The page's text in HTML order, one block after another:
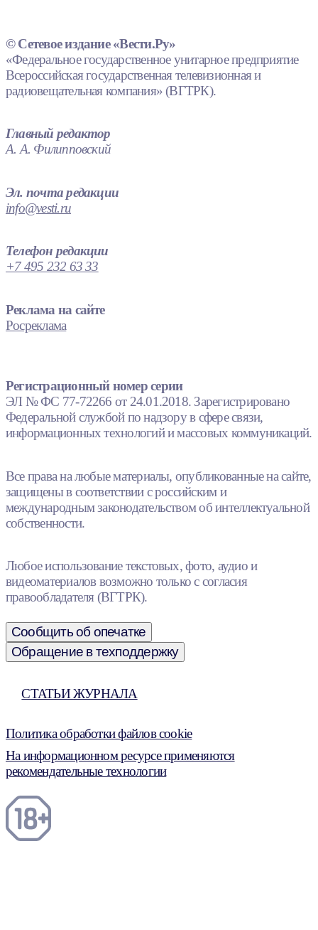
© Сетевое издание «Вести.Ру»
«Федеральное государственное унитарное предприятие
Всероссийская государственная телевизионная и
радиовещательная компания» (ВГТРК).
Главный редактор
А. А. Филипповский
Эл. почта редакции
info@vesti.ru
Телефон редакции
+7 495 232 63 33
Реклама на сайте
Росреклама
Регистрационный номер серии
ЭЛ № ФС 77-72266 от 24.01.2018. Зарегистрировано
Федеральной службой по надзору в сфере связи,
информационных технологий и массовых коммуникаций.
Все права на любые материалы, опубликованные на сайте,
защищены в соответствии с российским и
международным законодательством об интеллектуальной
собственности.
Любое использование текстовых, фото, аудио и
видеоматериалов возможно только с согласия
правообладателя (ВГТРК).
Сообщить об опечатке
Обращение в техподдержку
СТАТЬИ ЖУРНАЛА
Политика обработки файлов cookie
На информационном ресурсе применяются
рекомендательные технологии